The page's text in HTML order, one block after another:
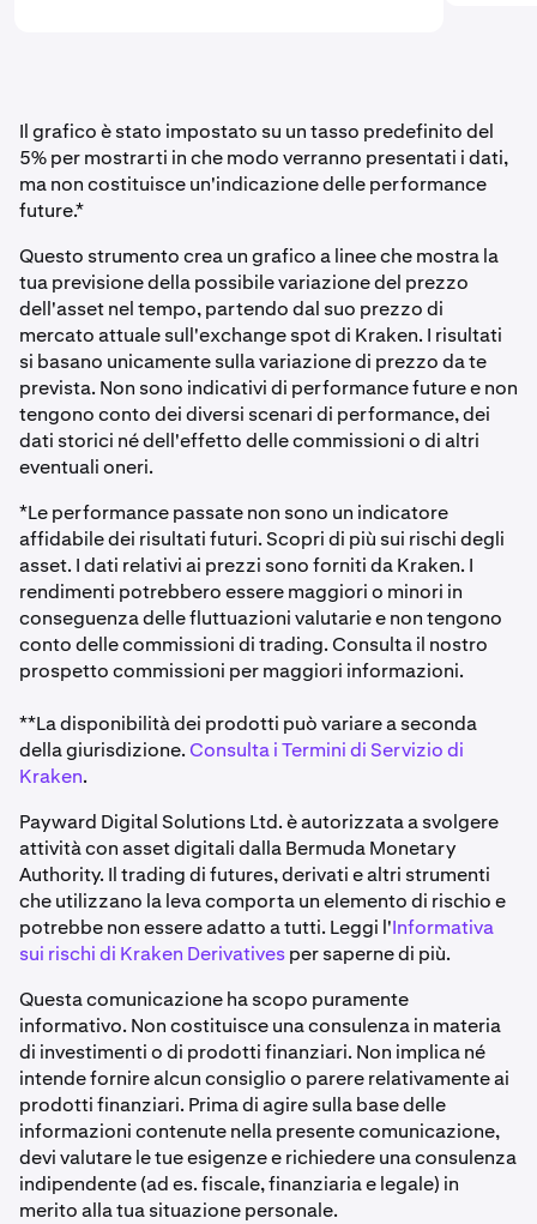
Il grafico è stato impostato su un tasso predefinito del
5% per mostrarti in che modo verranno presentati i dati,
ma non costituisce un'indicazione delle performance
future.*
Questo strumento crea un grafico a linee che mostra la
tua previsione della possibile variazione del prezzo
dell'asset nel tempo, partendo dal suo prezzo di
mercato attuale sull'exchange spot di Kraken. I risultati
si basano unicamente sulla variazione di prezzo da te
prevista. Non sono indicativi di performance future e non
tengono conto dei diversi scenari di performance, dei
dati storici né dell'effetto delle commissioni o di altri
eventuali oneri.
*Le performance passate non sono un indicatore
affidabile dei risultati futuri. Scopri di più sui rischi degli
asset. I dati relativi ai prezzi sono forniti da Kraken. I
rendimenti potrebbero essere maggiori o minori in
conseguenza delle fluttuazioni valutarie e non tengono
conto delle commissioni di trading. Consulta il nostro
prospetto commissioni per maggiori informazioni.
**La disponibilità dei prodotti può variare a seconda
della giurisdizione. Consulta i Termini di Servizio di
Kraken.
Payward Digital Solutions Ltd. è autorizzata a svolgere
attività con asset digitali dalla Bermuda Monetary
Authority. Il trading di futures, derivati e altri strumenti
che utilizzano la leva comporta un elemento di rischio e
potrebbe non essere adatto a tutti. Leggi l'Informativa
sui rischi di Kraken Derivativesper saperne di più.
Questa comunicazione ha scopo puramente
informativo. Non costituisce una consulenza in materia
di investimenti o di prodotti finanziari. Non implica né
intende fornire alcun consiglio o parere relativamente ai
prodotti finanziari. Prima di agire sulla base delle
informazioni contenute nella presente comunicazione,
devi valutare le tue esigenze e richiedere una consulenza
indipendente (ad es. fiscale, finanziaria e legale) in
merito alla tua situazione personale.